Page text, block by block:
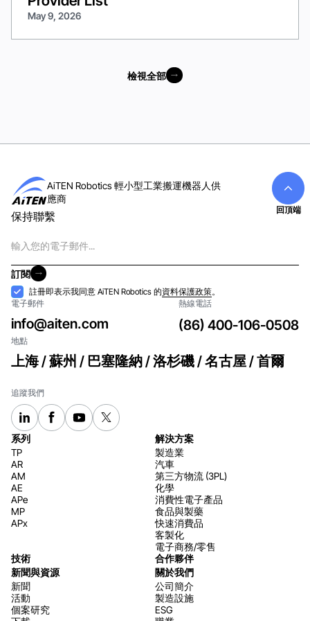
May 9, 2026
檢視全部
AiTEN Robotics 輕小型工業搬運機器人供
應商
保持聯繫
子
郵
件
訂閱
訂閱
接
納
註冊即表示我同意 AiTEN Robotics 的資料保護政策。
電子郵件
info@aiten.com
熱線電話
(86) 400-106-0508
地點
上海 / 蘇州 / 巴塞隆納 / 洛杉磯 / 名古屋 / 首爾
追蹤我們
系列
TP
AR
AM
AE
APe
MP
APx
解決方案
製造業
汽車
第三方物流 (3PL)
化學
消費性電子產品
食品與製藥
快速消費品
客製化
電子商務/零售
技術
合作夥伴
新聞與資源
新聞
活動
個案研究
關於我們
公司簡介
製造設施
ESG
回頂端